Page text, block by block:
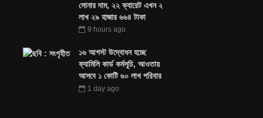
সোনার দাম, ২২ ক্যারেট এখন ২
লাখ ২৯ হাজার ৬৬৪ টাকা
9 hours ago
১৬ আগস্ট উদ্বোধন হচ্ছে
ফ্যামিলি কার্ড কর্মসূচি, আওতায়
আসবে ১ কোটি ৬০ লাখ পরিবার
1 day ago